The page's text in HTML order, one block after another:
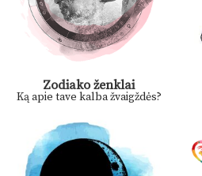
Zodiako ženklai
Ką apie tave kalba žvaigždės?